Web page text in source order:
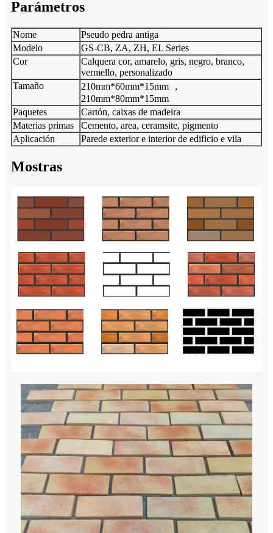
Parámetros
Nome
Pseudo pedra antiga
Modelo
GS-CB, ZA, ZH, EL Series
Cor
Calquera cor, amarelo, gris, negro, branco,
vermello, personalizado
Tamaño
210mm*60mm*15mm ，
210mm*80mm*15mm
Paquetes
Cartón, caixas de madeira
Materias primas
Cemento, area, ceramsite, pigmento
Aplicación
Parede exterior e interior de edificio e vila
Mostras